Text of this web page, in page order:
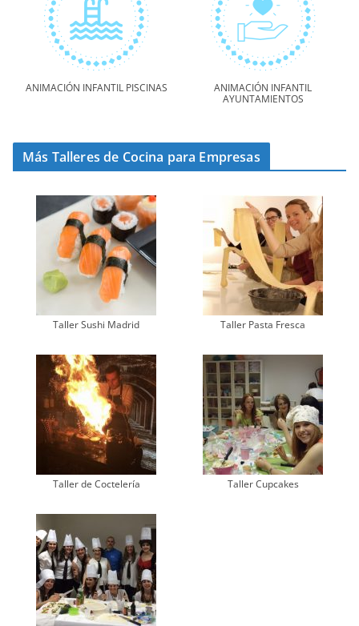
ANIMACIÓN INFANTIL PISCINAS
ANIMACIÓN INFANTIL
AYUNTAMIENTOS
Más Talleres de Cocina para Empresas
Taller Sushi Madrid Taller Pasta Fresca
Taller de Coctelería Taller Cupcakes